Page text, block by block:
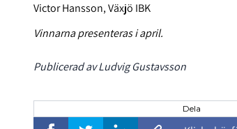
Victor Hansson, Växjö IBK
Vinnarna presenteras i april.
Publicerad av Ludvig Gustavsson
Dela